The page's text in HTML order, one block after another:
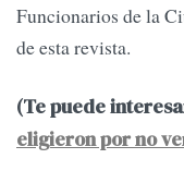
Funcionarios de la
de esta revista.
(Te puede
eligieron por no